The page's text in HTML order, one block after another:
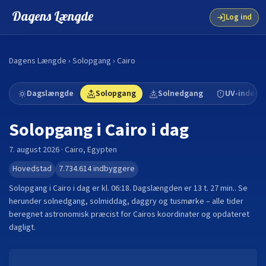
Dagens Længde Log ind
Dagens Længde › Solopgang › Cairo
Dagslængde Solopgang Solnedgang UV-indeks
Solopgang i Cairo i dag
7. august 2026 · Cairo, Egypten
Hovedstad
7.734.614indbyggere
Solopgang i Cairo i dag er kl. 06:18. Dagslængden er13 t. 27 min.. Se
herunder solnedgang, solmiddag, daggry og tusmørke – alle tider
beregnet astronomisk præcist forCairos koordinater og opdateret
dagligt.